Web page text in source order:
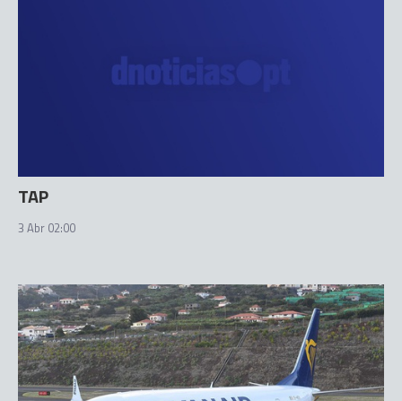
TAP
3 Abr 02:00